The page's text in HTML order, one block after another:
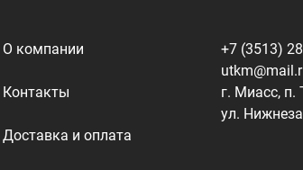
Политика конфиденциальности